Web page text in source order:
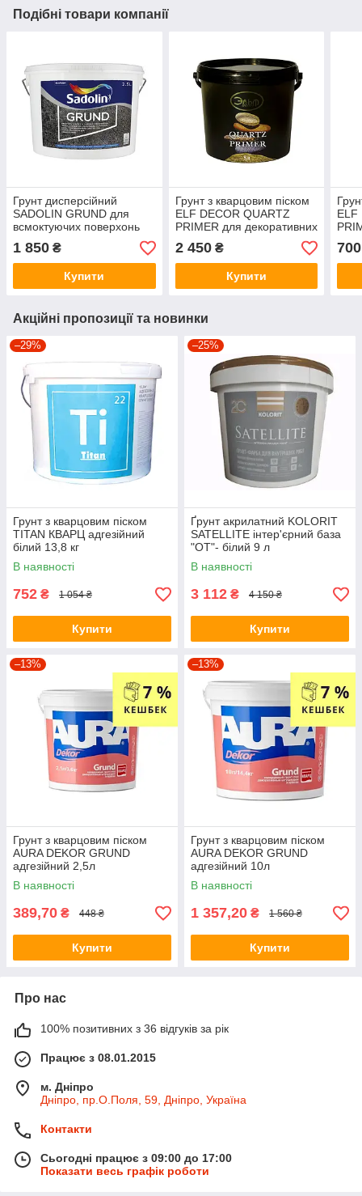
Подібні товари компанії
Грунт дисперсійний
SADOLIN GRUND для
всмоктуючих поверхонь
білий (база ВW) 2,5 л
1 850 ₴
Купити
Грунт з кварцовим піском
ELF DECOR QUARTZ
PRIMER для декоративних
штукатурок білий 5 л
2 450₴
Купити
ELF
700
Акційні пропозиції та новинки
–29%
Грунт з кварцовим піском
TITAN КВАРЦ адгезійний
білий 13,8 кг
В наявності
752 ₴ 1 054 ₴
Купити
–25%
Ґрунт акрилатний KOLORIT
SATELLITE інтер'єрний база
"OT"- білий 9 л
В наявності
3 112 ₴ 4 150 ₴
Купити
–13%
Грунт з кварцовим піском
AURA DEKOR GRUND
адгезійний 2,5л
В наявності
389,70 ₴ 448 ₴
Купити
–13%
Грунт з кварцовим піском
AURA DEKOR GRUND
адгезійний 10л
В наявності
1 357,20 ₴ 1 560 ₴
Купити
Про нас
100% позитивних з 36 відгуків за рік
Працює з 08.01.2015
м. Дніпро
Дніпро, пр.О.Поля, 59, Дніпро, Україна
Контакти
Сьогодні працює з 09:00 до 17:00
Показати весь графік роботи